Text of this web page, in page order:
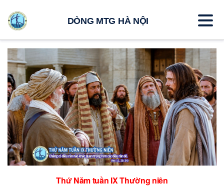
Thứ Năm tuần IX Thường niên
DÒNG MTG HÀ NỘI